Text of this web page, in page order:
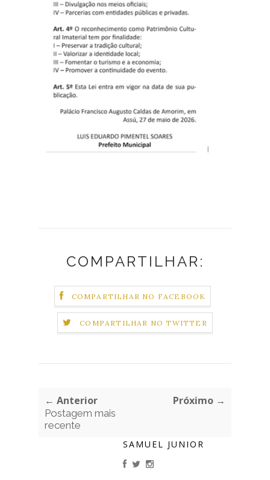
COMPARTILHAR:
COMPARTILHAR NO FACEBOOK
COMPARTILHAR NO TWITTER
← Anterior
Postagem mais
recente
Próximo →
SAMUEL JUNIOR